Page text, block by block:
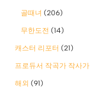
골때녀 (206)
무한도전 (14)
캐스터 리포터 (21)
프로듀서 작곡가 작사가
해외 (91)